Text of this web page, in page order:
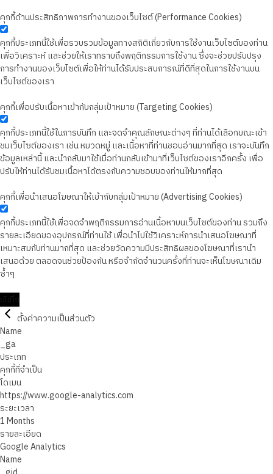
คุกกี้ด้านประสิทธิภาพการทำงานของเว็บไซต์ (Performance Cookies)
คุกกี้ประเภทนี้ใช้เพื่อรวบรวมข้อมูลทางสถิติเกี่ยวกับการใช้งานเว็บไซต์ของท่าน
เพื่อวิเคราะห์ และช่วยให้เราทราบถึงพฤติกรรมการใช้งาน ซึ่งจะช่วยปรับปรุง
การทำงานของเว็บไซต์เพื่อให้ท่านได้รับประสบการณ์ที่ดีที่สุดในการใช้งานบน
เว็บไซต์ของเรา
คุกกี้เพื่อปรับเนื้อหาเข้ากับกลุ่มเป้าหมาย (Targeting Cookies)
คุกกี้ประเภทนี้ใช้ในการบันทึก และจดจำคุณลักษณะต่างๆ ที่ท่านได้เลือกขณะเข้า
ชมเว็บไซต์ของเรา เช่น หมวดหมู่ และเนื้อหาที่ท่านชอบอ่านมากที่สุด เราจะบันทึก
ข้อมูลเหล่านี้ และนำกลับมาใช้เมื่อท่านกลับเข้ามาที่เว็บไซต์ของเราอีกครั้ง เพื่อ
ปรับให้ท่านได้รับชมเนื้อหาได้ตรงกับความชอบของท่านให้มากที่สุด
คุกกี้เพื่อนำเสนอโฆษณาให้เข้ากับกลุ่มเป้าหมาย (Advertising Cookies)
คุกกี้ประเภทนี้ใช้เพื่อจดจำพฤติกรรมการอ่านเนื้อหาบนเว็บไซต์ของท่าน รวมถึง
รายละเอียดของอุปกรณ์ที่ท่านใช้ เพื่อนำไปใช้วิเคราะห์การนำเสนอโฆษณาที่
เหมาะสมกับท่านมากที่สุด และช่วยวัดความมีประสิทธิผลของโฆษณาที่เรานำ
เสนอด้วย ตลอดจนช่วยป้องกัน หรือจำกัดจำนวนครั้งที่ท่านจะเห็นโฆษณาเดิม
ซ้ำๆ
ตั้งค่าความเป็นส่วนตัว
Name
_ga
ประเภท
คุกกี้ที่จำเป็น
โดเมน
https://www.google-analytics.com
ระยะเวลา
1 Months
รายละเอียด
Google Analytics
Name